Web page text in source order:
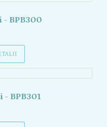
- BPB300
- BPB301